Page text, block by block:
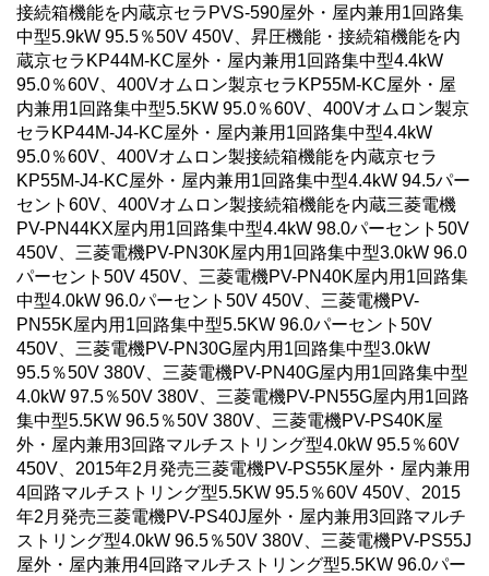
接続箱機能を内蔵京セラPVS-590屋外・屋内兼用1回路集
中型5.9kW 95.5％50V 450V、昇圧機能・接続箱機能を内
蔵京セラKP44M-KC屋外・屋内兼用1回路集中型4.4kW
95.0％60V、400Vオムロン製京セラKP55M-KC屋外・屋
内兼用1回路集中型5.5KW 95.0％60V、400Vオムロン製京
セラKP44M-J4-KC屋外・屋内兼用1回路集中型4.4kW
95.0％60V、400Vオムロン製接続箱機能を内蔵京セラ
KP55M-J4-KC屋外・屋内兼用1回路集中型4.4kW 94.5パー
セント60V、400Vオムロン製接続箱機能を内蔵三菱電機
PV-PN44KX屋内用1回路集中型4.4kW 98.0パーセント50V
450V、三菱電機PV-PN30K屋内用1回路集中型3.0kW 96.0
パーセント50V 450V、三菱電機PV-PN40K屋内用1回路集
中型4.0kW 96.0パーセント50V 450V、三菱電機PV-
PN55K屋内用1回路集中型5.5KW 96.0パーセント50V
450V、三菱電機PV-PN30G屋内用1回路集中型3.0kW
95.5％50V 380V、三菱電機PV-PN40G屋内用1回路集中型
4.0kW 97.5％50V 380V、三菱電機PV-PN55G屋内用1回路
集中型5.5KW 96.5％50V 380V、三菱電機PV-PS40K屋
外・屋内兼用3回路マルチストリング型4.0kW 95.5％60V
450V、2015年2月発売三菱電機PV-PS55K屋外・屋内兼用
4回路マルチストリング型5.5KW 95.5％60V 450V、2015
年2月発売三菱電機PV-PS40J屋外・屋内兼用3回路マルチ
ストリング型4.0kW 96.5％50V 380V、三菱電機PV-PS55J
屋外・屋内兼用4回路マルチストリング型5.5KW 96.0パー